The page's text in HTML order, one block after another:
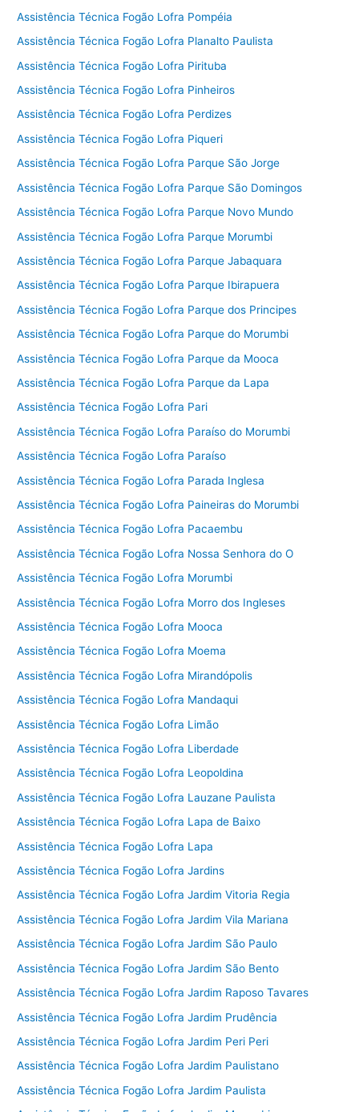
Assistência Técnica Fogão Lofra Pompéia
Assistência Técnica Fogão Lofra Planalto Paulista
Assistência Técnica Fogão Lofra Pirituba
Assistência Técnica Fogão Lofra Pinheiros
Assistência Técnica Fogão Lofra Perdizes
Assistência Técnica Fogão Lofra Piqueri
Assistência Técnica Fogão Lofra Parque São Jorge
Assistência Técnica Fogão Lofra Parque São Domingos
Assistência Técnica Fogão Lofra Parque Novo Mundo
Assistência Técnica Fogão Lofra Parque Morumbi
Assistência Técnica Fogão Lofra Parque Jabaquara
Assistência Técnica Fogão Lofra Parque Ibirapuera
Assistência Técnica Fogão Lofra Parque dos Principes
Assistência Técnica Fogão Lofra Parque do Morumbi
Assistência Técnica Fogão Lofra Parque da Mooca
Assistência Técnica Fogão Lofra Parque da Lapa
Assistência Técnica Fogão Lofra Pari
Assistência Técnica Fogão Lofra Paraíso do Morumbi
Assistência Técnica Fogão Lofra Paraíso
Assistência Técnica Fogão Lofra Parada Inglesa
Assistência Técnica Fogão Lofra Paineiras do Morumbi
Assistência Técnica Fogão Lofra Pacaembu
Assistência Técnica Fogão Lofra Nossa Senhora do O
Assistência Técnica Fogão Lofra Morumbi
Assistência Técnica Fogão Lofra Morro dos Ingleses
Assistência Técnica Fogão Lofra Mooca
Assistência Técnica Fogão Lofra Moema
Assistência Técnica Fogão Lofra Mirandópolis
Assistência Técnica Fogão Lofra Mandaqui
Assistência Técnica Fogão Lofra Limão
Assistência Técnica Fogão Lofra Liberdade
Assistência Técnica Fogão Lofra Leopoldina
Assistência Técnica Fogão Lofra Lauzane Paulista
Assistência Técnica Fogão Lofra Lapa de Baixo
Assistência Técnica Fogão Lofra Lapa
Assistência Técnica Fogão Lofra Jardins
Assistência Técnica Fogão Lofra Jardim Vitoria Regia
Assistência Técnica Fogão Lofra Jardim Vila Mariana
Assistência Técnica Fogão Lofra Jardim São Paulo
Assistência Técnica Fogão Lofra Jardim São Bento
Assistência Técnica Fogão Lofra Jardim Raposo Tavares
Assistência Técnica Fogão Lofra Jardim Prudência
Assistência Técnica Fogão Lofra Jardim Peri Peri
Assistência Técnica Fogão Lofra Jardim Paulistano
Assistência Técnica Fogão Lofra Jardim Paulista